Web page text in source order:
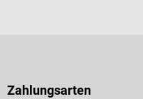
Zahlungsarten